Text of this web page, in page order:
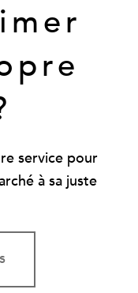
service pour
à sa juste